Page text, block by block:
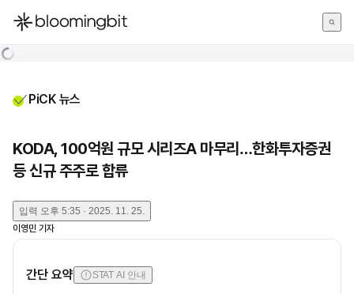
한국어
PiCK 뉴스
KODA, 100억원 규모 시리즈A 마무리…한화투자증권
등 신규 주주로 합류
입력 오후 5:35 · 2025. 11. 25.
이영민 기자
간단 요약 STAT AI 안내